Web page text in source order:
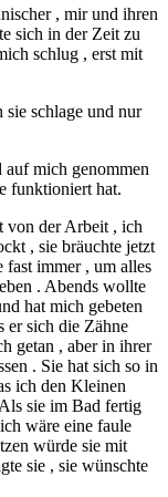
, mir und ihren
sich in der Zeit zu
schlug , erst mit
sie schlage und nur
mich genommen
funktioniert hat.
von der Arbeit , ich
, sie bräuchte jetzt
fast immer , um alles
. Abends wollte
hat mich gebeten
er sich die Zähne
getan , aber in ihrer
. Sie hat sich so in
ich den Kleinen
sie im Bad fertig
wäre eine faule
würde sie mit
sie , sie wünschte